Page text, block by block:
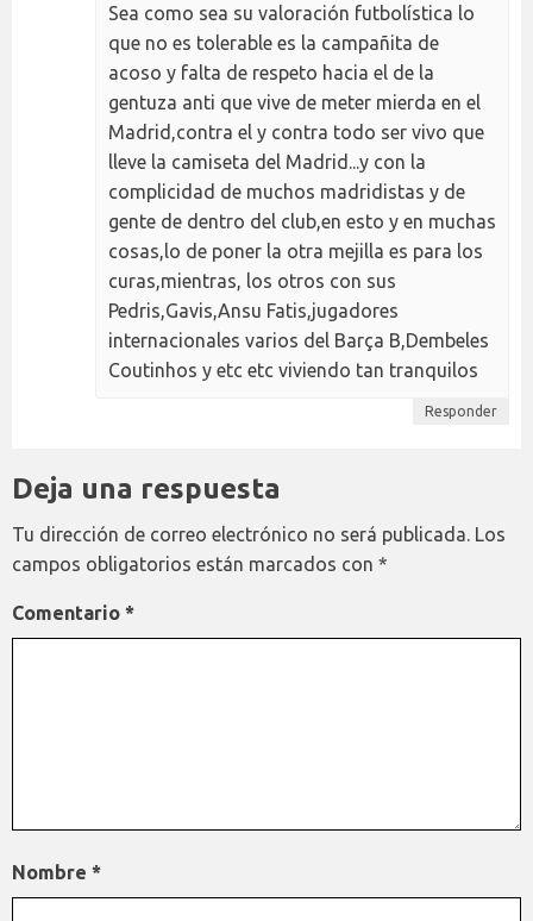
Sea como sea su valoración futbolística lo
que no es tolerable es la campañita de
acoso y falta de respeto hacia el de la
gentuza anti que vive de meter mierda en el
Madrid,contra el y contra todo ser vivo que
lleve la camiseta del Madrid...y con la
complicidad de muchos madridistas y de
gente de dentro del club,en esto y en muchas
cosas,lo de poner la otra mejilla es para los
curas,mientras, los otros con sus
Pedris,Gavis,Ansu Fatis,jugadores
internacionales varios del Barça B,Dembeles
Coutinhos y etc etc viviendo tan tranquilos
Responder
Deja una respuesta
Tu dirección de correo electrónico no será publicada. Los
campos obligatorios están marcados con *
Comentario *
Nombre *